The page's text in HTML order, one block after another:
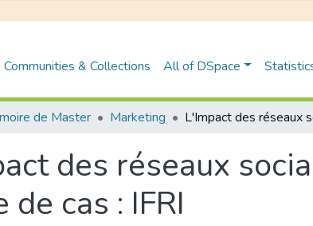
Communities & Collections All of DSpace
de Master Marketing
des réseaux
de cas : IFRI